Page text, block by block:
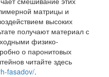
матрицы и
высоких
получают материал с
физико-
о паронитовых
читайте здесь
fasadov/.